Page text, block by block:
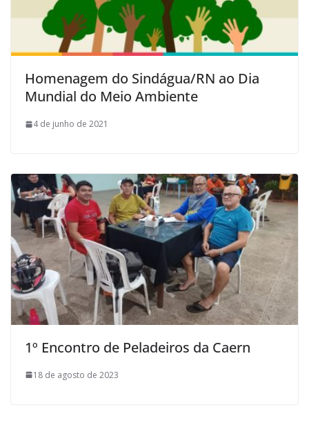
Homenagem do Sindágua/RN ao Dia
Mundial do Meio Ambiente
4 de junho de 2021
1º Encontro de Peladeiros da Caern
18 de agosto de 2023